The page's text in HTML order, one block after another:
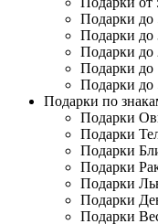
Подарки до
Подарки до
Подарки до
Подарки до
Подарки до
Подарки по
Подарки
Подарки
Подарки
Подарки
Подарки
Подарки
Подарки